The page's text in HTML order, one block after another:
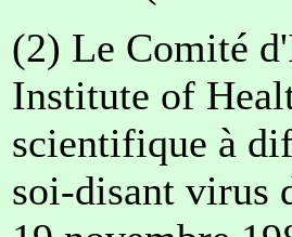
(2) Le Comité
Institute of
scientifique à
soi-disant virus